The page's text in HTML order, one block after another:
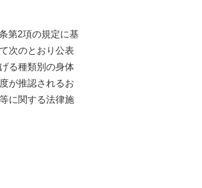
第2項の規定に基
次のとおり公表
る種類別の身体
が推認されるお
に関する法律施